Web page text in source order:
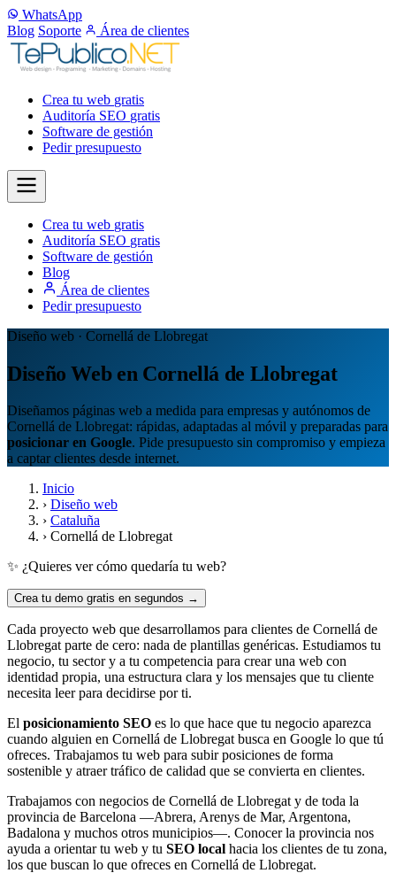
WhatsApp
Blog Soporte Área de clientes
Crea tu web gratis
Auditoría SEO gratis
Software de gestión
Pedir presupuesto
Crea tu web gratis
Auditoría SEO gratis
Software de gestión
Blog
Área de clientes
Pedir presupuesto
Diseño web · Cornellá de Llobregat
Diseño Web en Cornellá de Llobregat
Diseñamos páginas web a medida para empresas y autónomos de
Cornellá de Llobregat: rápidas, adaptadas al móvil y preparadas para
posicionar en Google. Pide presupuesto sin compromiso y empieza
a captar clientes desde internet.
Inicio
› Diseño web
› Cataluña
› Cornellá de Llobregat
✨ ¿Quieres ver cómo quedaría tu web?
Crea tu demo gratis en segundos →
Cada proyecto web que desarrollamos para clientes de Cornellá de
Llobregat parte de cero: nada de plantillas genéricas. Estudiamos tu
negocio, tu sector y a tu competencia para crear una web con
identidad propia, una estructura clara y los mensajes que tu cliente
necesita leer para decidirse por ti.
El posicionamiento SEO es lo que hace que tu negocio aparezca
cuando alguien en Cornellá de Llobregat busca en Google lo que tú
ofreces. Trabajamos tu web para subir posiciones de forma
sostenible y atraer tráfico de calidad que se convierta en clientes.
Trabajamos con negocios de Cornellá de Llobregat y de toda la
provincia de Barcelona —Abrera, Arenys de Mar, Argentona,
Badalona y muchos otros municipios—. Conocer la provincia nos
ayuda a orientar tu web y tu SEO local hacia los clientes de tu zona,
los que buscan lo que ofreces en Cornellá de Llobregat.